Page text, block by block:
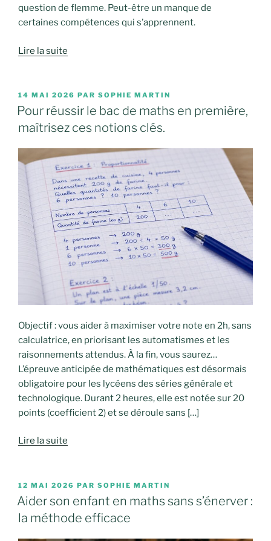
question de flemme. Peut-être un manque de
certaines compétences qui s’apprennent.
Lire la suite
PUBLIÉ
LE
14 MAI 2026 PAR SOPHIE MARTIN
Pour réussir le bac de maths en première,
maîtrisez ces notions clés.
Objectif : vous aider à maximiser votre note en 2h, sans
calculatrice, en priorisant les automatismes et les
raisonnements attendus. À la fin, vous saurez…
L’épreuve anticipée de mathématiques est désormais
obligatoire pour les lycéens des séries générale et
technologique. Durant 2 heures, elle est notée sur 20
points (coefficient 2) et se déroule sans […]
Lire la suite
PUBLIÉ
LE
12 MAI 2026 PAR SOPHIE MARTIN
Aider son enfant en maths sans s’énerver :
la méthode efficace